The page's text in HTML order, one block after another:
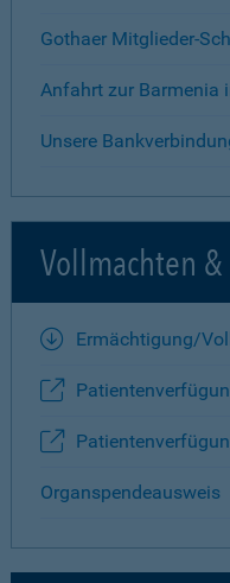
Gothaer Mitglieder-
Anfahrt zur Barmenia
Unsere
Vollmachten
Ermächtigung/
Organspendeausweis